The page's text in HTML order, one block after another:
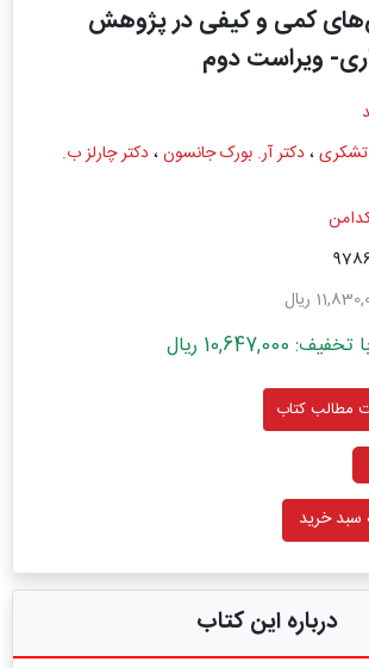
کمی و کیفی در پژوهش
ویراست دوم
تشکری،دکتر آر. بورک جانسون،دکتر چارلز ب.
ریال
ریال
مطالب کتاب
سبد خرید
درباره این کتاب